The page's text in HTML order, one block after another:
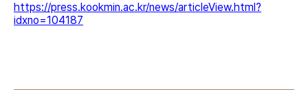
https://press.kookmin.ac.kr/news/articleView.html?
idxno=104187